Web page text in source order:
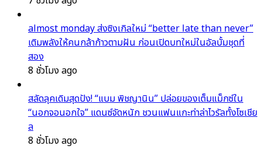
almost monday ส่งซิงเกิลใหม่ “better late than never”
เติมพลังให้คนกล้าก้าวตามฝัน ก่อนเปิดบทใหม่ในอัลบั้มชุดที่
สอง
8 ชั่วโมง ago
สลัดลุคเดิมสุดปัง! “แบม พิชญานิน” ปล่อยของเต็มแม็กซ์ใน
“นอกจอนอกใจ” แดนซ์จัดหนัก ชวนแฟนแกะท่าล่าไวรัลทั้งโซเชีย
ล
8 ชั่วโมง ago